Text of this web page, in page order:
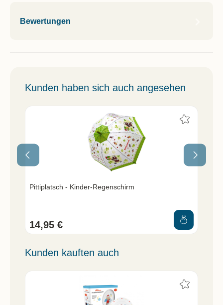
Bewertungen
Kunden haben sich auch angesehen
Pittiplatsch - Kinder-Regenschirm
14,95 €
Kunden kauften auch